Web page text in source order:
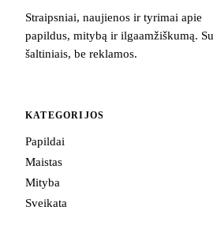
Straipsniai, naujienos ir tyrimai apie
papildus, mitybą ir ilgaamžiškumą. Su
šaltiniais, be reklamos.
KATEGORIJOS
Papildai
Maistas
Mityba
Sveikata